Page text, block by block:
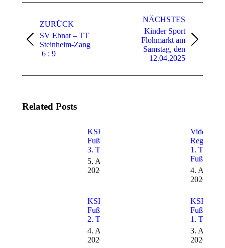
ZURÜCK
Vorheriger
Beitrag:
SV Ebnat – TT
Steinheim-Zang
6 : 9
NÄCHSTES
Nächster
Beitrag:
Kinder Sport
Flohmarkt am
Samstag, den
12.04.2025
Related Posts
KSK-SVE
Fußballcamp
3. Tag
5. August
2026
Video von
Regio TV
1. Tag
4. August
2026
KSK-SVE
Fußballcamp
2. Tag
4. August
2026
KSK-SVE
1. Tag
3. August
2026